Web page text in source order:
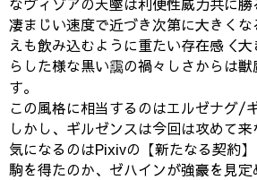
凄まじい速度で近づき次第に大きく
えも飲み込むように重たい存在感＜
らした様な黒い靄の禍々しさからは
す。
この風格に相当するのはエルゼナグ/
しかし、ギルゼンスは今回は攻めて来
気になるのはPixivの【新たなる契約
駒を得たのか、ゼハインが強豪を見定